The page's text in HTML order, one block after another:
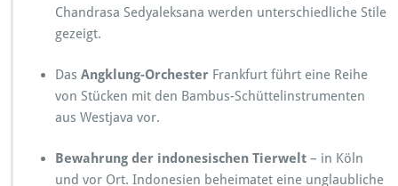
Chandrasa Sedyaleksana werden unterschiedliche Stile
gezeigt.
Das Angklung-Orchester Frankfurt führt eine Reihe
von Stücken mit den Bambus-Schüttelinstrumenten
aus Westjava vor.
Bewahrung der indonesischen Tierwelt – in Köln
und vor Ort. Indonesien beheimatet eine unglaubliche